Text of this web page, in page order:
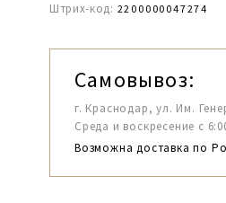
Штрих-код: 2200000047274
Самовывоз:
г. Краснодар, ул. Им.
Среда и воскресение с
Возможна доставка по